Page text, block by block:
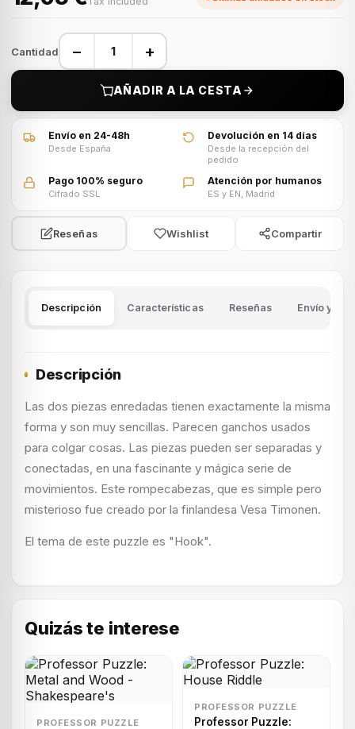
Cantidad − +
AÑADIR A LA CESTA
Envío en 24-48h
Desde España
Devolución en 14 días
Desde la recepción del
pedido
Pago 100% seguro
Cifrado SSL
Atención por humanos
ES y EN, Madrid
Reseñas Wishlist Compartir
Descripción Características Reseñas Envío y
Descripción
Las dos piezas enredadas tienen exactamente la misma
forma y son muy sencillas. Parecen ganchos usados
para colgar cosas. Las piezas pueden ser separadas y
conectadas, en una fascinante y mágica serie de
movimientos. Este rompecabezas, que es simple pero
misterioso fue creado por la finlandesa Vesa Timonen.
El tema de este puzzle es "Hook".
Quizás te interese
PROFESSOR PUZZLE
PROFESSOR PUZZLE
Professor Puzzle: